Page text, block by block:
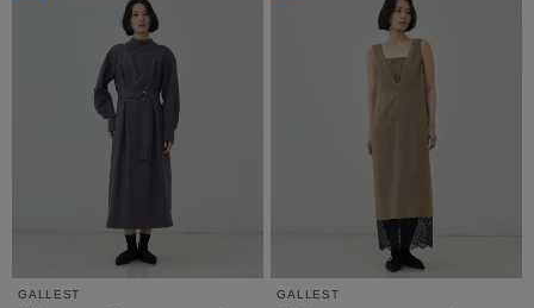
GALLEST
GALLEST